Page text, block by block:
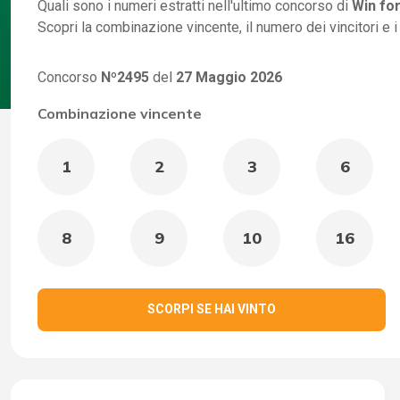
Quali sono i numeri estratti nell'ultimo concorso di Win
Scopri la combinazione vincente, il numero dei vincitori e
Concorso Nº2495 del 27 Maggio 2026
Combinazione vincente
1 2 3 6
8 9 10 16
SCORPI SE HAI VINTO